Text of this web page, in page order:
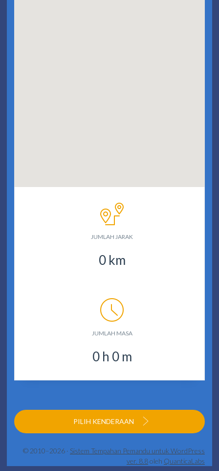
JUMLAH JARAK
0 km
JUMLAH MASA
0 h 0 m
PILIH KENDERAAN
© 2010–2026 · Sistem Tempahan Pemandu untuk WordPress
ver. 8.8oleh QuanticaLabs